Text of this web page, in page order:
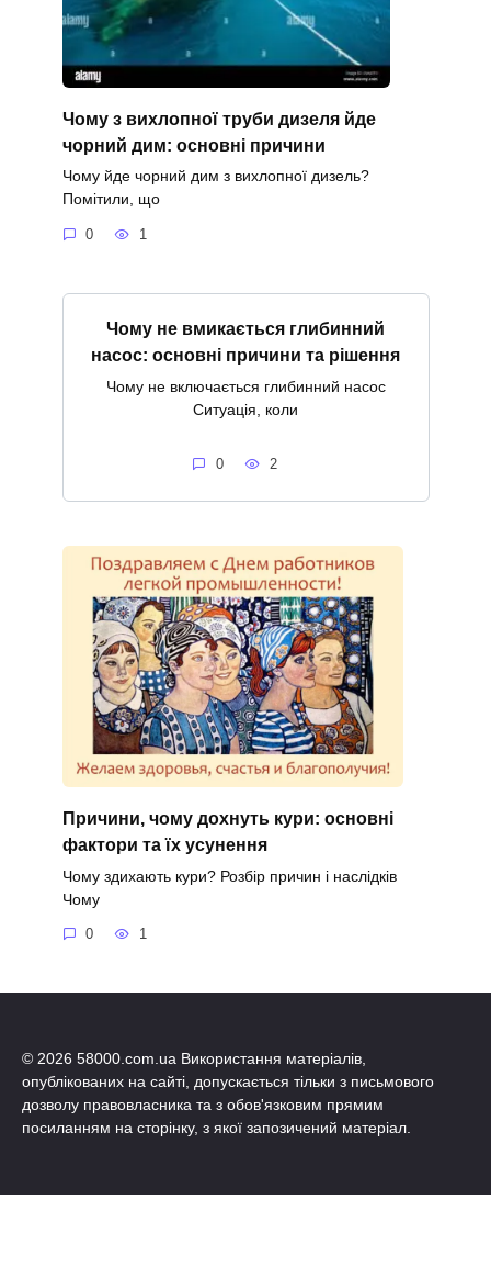
Чому з вихлопної труби дизеля йде
чорний дим: основні причини
Чому йде чорний дим з вихлопної дизель?
Помітили, що
0 1
Чому не вмикається глибинний
насос: основні причини та рішення
Чому не включається глибинний насос
Ситуація, коли
0 2
Причини, чому дохнуть кури: основні
фактори та їх усунення
Чому здихають кури? Розбір причин і наслідків
Чому
0 1
© 2026 58000.com.ua Використання матеріалів,
опублікованих на сайті, допускається тільки з письмового
дозволу правовласника та з обов'язковим прямим
посиланням на сторінку, з якої запозичений матеріал.